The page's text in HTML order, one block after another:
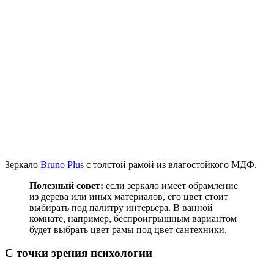
Зеркало Bruno Plus с толстой рамой из влагостойкого МДФ.
Полезный совет: если зеркало имеет обрамление
из дерева или иных материалов, его цвет стоит
выбирать под палитру интерьера. В ванной
комнате, например, беспроигрышным вариантом
будет выбрать цвет рамы под цвет сантехники.
С точки зрения психологии